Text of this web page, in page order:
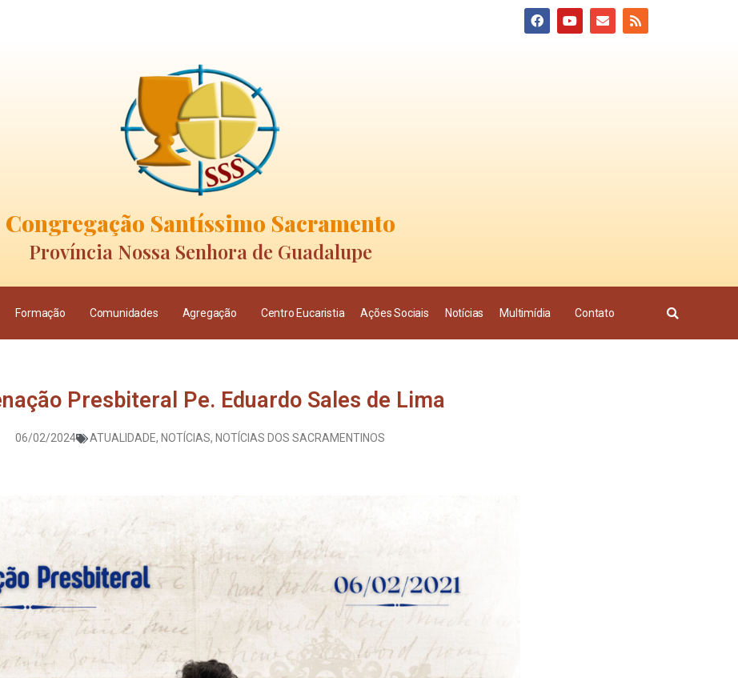
Congregação Santíssimo Sacramento
Província Nossa Senhora de Guadalupe
Formação Comunidades Agregação Centro Eucaristia Ações Sociais Notícias Multimídia Contato
Presbiteral Pe. Eduardo Sales de Lima
06/02/2024 ATUALIDADE, NOTÍCIAS, NOTÍCIAS DOS SACRAMENTINOS